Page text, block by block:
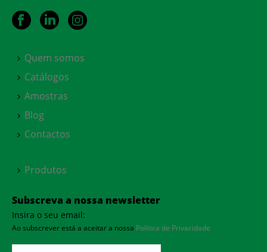
Quem somos
Catálogos
Amostras
Blog
Contactos
Produtos
Subscreva a nossa newsletter
Insira o seu email:
Ao subscrever está a aceitar a nossa Política de Privacidade